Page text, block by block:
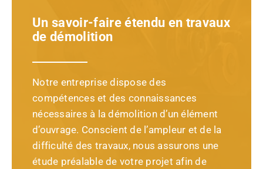
Un savoir-faire étendu en travaux
de démolition
Notre entreprise dispose des
compétences et des connaissances
nécessaires à la démolition d’un élément
d’ouvrage. Conscient de l’ampleur et de la
difficulté des travaux, nous assurons une
étude préalable de votre projet afin de